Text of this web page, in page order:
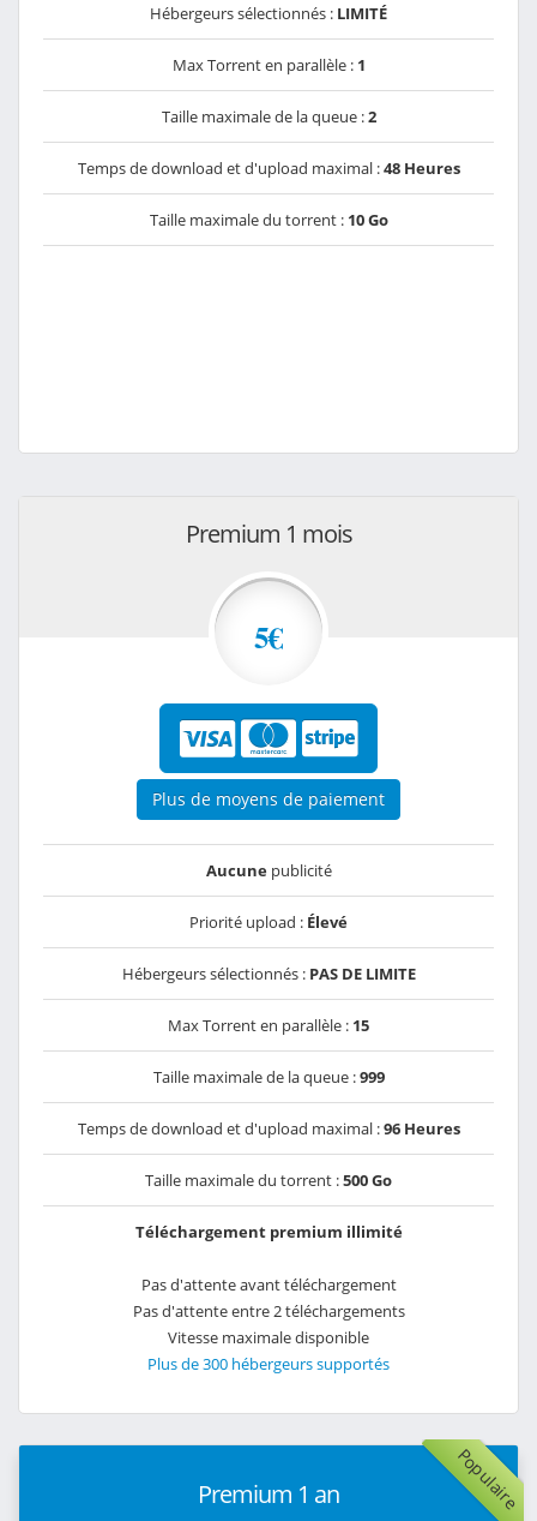
Hébergeurs sélectionnés : LIMITÉ
Max Torrent en parallèle : 1
Taille maximale de la queue :2
Temps de download et d'upload maximal :48 Heures
Taille maximale du torrent : 10 Go
Premium 1 mois
5€
Plus de moyens de paiement
Aucunepublicité
Priorité upload : Élevé
Hébergeurs sélectionnés : PAS DE LIMITE
Max Torrent en parallèle : 15
Taille maximale de la queue :999
Temps de download et d'upload maximal :96 Heures
Taille maximale du torrent :500 Go
Téléchargement premium illimité
Pas d'attente avant téléchargement
Pas d'attente entre 2 téléchargements
Vitesse maximale disponible
Plus de 300 hébergeurs supportés
Populaire
Premium 1 an